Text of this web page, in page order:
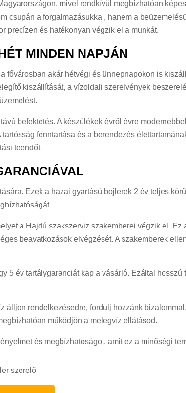
mivel rendkívül megbízhatóan
csupán a forgalmazásukkal, hanem a
precízen és hatékonyan végzik el a munkát.
MINDEN NAPJÁN
fővárosban akár hétvégi és ünnepnapokon is
kiszállítását, a vízoldali szerelvények
befektetés. A készülékek évről évre
fenntartása és a berendezés
teendőt.
Ezek a hazai gyártású bojlerek 2 év teljes
a Hajdú szakszerviz szakemberei végzik el. Ez
beavatkozások elvégzését. A szakemberek
5 év tartálygaranciát kap a vásárló. Ezáltal hosszú
álljon rendelkezésedre, fordulj hozzánk
működjön a melegvíz ellátásod.
és megbízhatóságot, amit ez a minőségi
szerelő